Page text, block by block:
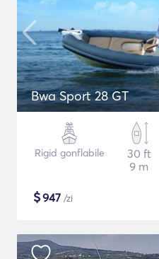
Bwa Sport 28 GT
Rigid gonflabile
30 ft
9 m
$947 /zi